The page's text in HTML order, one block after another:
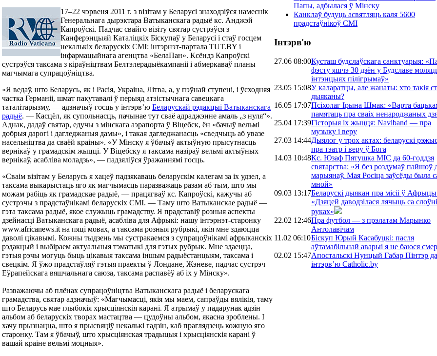
17–22 чэрвеня 2011 г. з візітам у Беларусі знаходзіўся намеснік
Генеральнага дырэктара Ватыканскага радыё кс. Анджэй
Капроўскі. Падчас свайго візіту святар сустрэўся з
Канферэнцыяй Каталіцкіх Біскупаў у Беларусі і стаў госцем
некалькіх беларускіх СМІ: інтэрнэт-партала TUT.BY і
інфармацыйнага агенцтва «БелаПан». Ксёндз Капроўскі
сустрэўся таксама з кіраўніцтвам Белтэлерадыёкампаніі і абмеркаваў планы
магчымага супрацоўніцтва.
«Я ведаў, што Беларусь, як і Расія, Украіна, Літва, а, у пэўнай ступені, і ўсходняя
частка Германіі, шмат пакутавалі ў перыяд атэістычнага савецкага
таталітарызму, — адзначыў госць у інтэрв’ю Беларускай рэдакцыі Ватыканскага
радыё. — Касцёл, як супольнасць, пачынае тут сваё адраджэнне амаль „з нуля“».
Аднак, дадаў святар, едучы з мінскага аэрапорта ў Віцебск, ён «бачыў вельмі
добрыя дарогі і дагледжаныя дамы», і такая дагледжанасць «сведчыць аб увазе
насельніцтва да сваёй краіны». «У Мінску я ўбачыў актыўную прысутнасць
вернікаў у грамадскім жыцці. У Віцебску я таксама назіраў вельмі актыўных
вернікаў, асабліва моладзь», — падзяліўся ўражаннямі госць.
«Сваім візітам у Беларусь я хацеў падзякаваць беларускім калегам за іх удзел, а
таксама выкарыстаць яго як магчымасць паразважаць разам аб тым, што мы
можам рабіць як грамадскае радыё, — працягваў кс. Капроўскі, кажучы аб
сустрэчы з прадстаўнікамі беларускіх СМІ. — Таму што Ватыканскае радыё —
гэта таксама радыё, якое служыць грамадству. Я прадставіў розныя аспекты
дзейнасці Ватыканскага радыё, асабліва для Афрыкі: нашу інтэрнэт-старонку
www.africanews.it на пяці мовах, а таксама розныя рубрыкі, якія мне здаюцца
даволі цікавымі. Кожны тыдзень мы сустракаемся з супрацоўнікамі афрыканскіх
рэдакцый і выбіраем актуальныя тэматыкі для гэтых рубрык. Мне здаецца,
гэтыя рэчы могуць быць цікавыя таксама іншым радыёстанцыям, таксама і
свецкім. Я ўжо прадстаўляў гэтыя праекты ў Лондане, Жэневе, падчас сустрэч
Еўрапейскага вяшчальнага саюза, таксама распавёў аб іх у Мінску».
Разважаючы аб плёнах супрацоўніцтва Ватыканскага радыё і беларускага
грамадства, святар адзначыў: «Магчымасці, якія мы маем, сапраўды вялікія, таму
што Беларусь мае глыбокія хрысціянскія карані. Я атрымаў у падарунак адзін
альбом аб беларускіх творах мастацтва — цудоўны альбом, якасна зроблены. І
хачу прызнацца, што я прысвяціў некалькі гадзін, каб праглядзець кожную яго
старонку. Там я ўбачыў, што хрысціянская традыцыя і хрысціянскія карані ў
вашай краіне вельмі моцныя».
Папы, адбылася ў Мінску
Канклаў будуць асвятляць каля 5600
прадстаўнікоў СМІ
Інтэрв'ю
27.06 08:00Кусташ будслаўскага санктуарыя:
фэсту яшчэ 30 дзён у Будславе
інтэнцыях пілігрымаў»
23.05 15:08У каларатцы, але жанаты: хто такія
дыяканы?
16.05 17:07Псіхолаг Ірына Шмак: «Варта
памятаць пра сваіх ненароджаных
25.04 17:39Гісторыя іх жыцця: Naviband — пра
музыку і веру
27.03 14:44Дыялог у трох актах: беларускі
пра тэатр і веру ў Бога
14.03 10:48Кс. Юзаф Пятушка МІС да 60-годдзя
святарства: «Я без роздумаў пайшоў
марыянаў. Мая Росіца заўсёды была
мной»
09.03 13:17Беларускі дыякан пра місіі ў
«Дзяцей даводзілася лячыць са
руках»
22.02 12:46Пра футбол — з прэлатам Марынко
Антолавічам
11.02 06:10Біскуп Юрый Касабуцкі: пасля
аўтамабільнай аварыі я не баюся
02.02 15:47Апостальскі Нунцый Габар Пінтэр
інтэрв’ю Catholic.by